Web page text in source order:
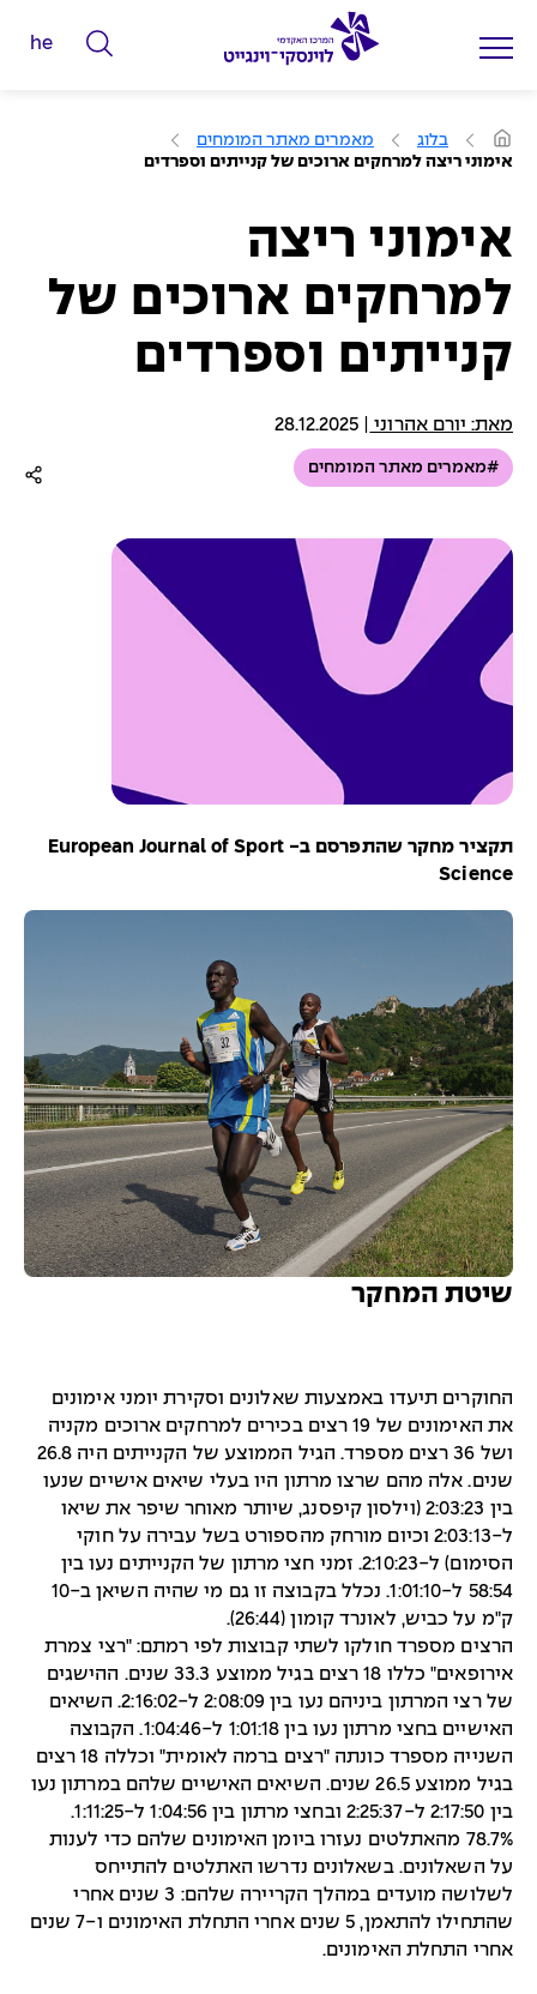
ה
he
ע
מ
ו
ב
ת
בלוג
מאמרים מאתר המומחים
אימוני ריצה למרחקים ארוכים של קנייתים וספרדים
אימוני ריצה
למרחקים ארוכים של
קנייתים וספרדים
מאת: יורם אהרוני 28.12.2025
#מאמרים מאתר המומחים
תקציר מחקר שהתפרסם ב- European Journal of Sport
Science
שיטת המחקר
החוקרים תיעדו באמצעות שאלונים וסקירת יומני אימונים
את האימונים של 19 רצים בכירים למרחקים ארוכים מקניה
ושל 36 רצים מספרד. הגיל הממוצע של הקנייתים היה 26.8
שנים. אלה מהם שרצו מרתון היו בעלי שיאים אישיים שנעו
בין 2:03:23 (וילסון קיפסנג, שיותר מאוחר שיפר את שיאו
ל-2:03:13 וכיום מורחק מהספורט בשל עבירה על חוקי
הסימום) ל-2:10:23. זמני חצי מרתון של הקנייתים נעו בין
58:54 ל-1:01:10. נכלל בקבוצה זו גם מי שהיה השיאן ב-10
ק"מ על כביש, לאונרד קומון (26:44).
הרצים מספרד חולקו לשתי קבוצות לפי רמתם: "רצי צמרת
אירופאים" כללו 18 רצים בגיל ממוצע 33.3 שנים. ההישגים
של רצי המרתון ביניהם נעו בין 2:08:09 ל-2:16:02. השיאים
האישיים בחצי מרתון נעו בין 1:01:18 ל-1:04:46. הקבוצה
השנייה מספרד כונתה "רצים ברמה לאומית" וכללה 18 רצים
בגיל ממוצע 26.5 שנים. השיאים האישיים שלהם במרתון נעו
בין 2:17:50 ל-2:25:37 ובחצי מרתון בין 1:04:56 ל-1:11:25.
78.7% מהאתלטים נעזרו ביומן האימונים שלהם כדי לענות
על השאלונים. בשאלונים נדרשו האתלטים להתייחס
לשלושה מועדים במהלך הקריירה שלהם: 3 שנים אחרי
שהתחילו להתאמן, 5 שנים אחרי התחלת האימונים ו-7 שנים
אחרי התחלת האימונים.